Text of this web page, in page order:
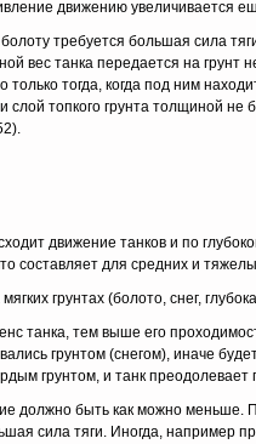
движению увеличивается
требуется большая сила
вес танка передается на грунт
только тогда, когда под ним
слой топ­кого грунта толщиной не
движение танков и по
состав­ляет для средних и
грунтах (болото, снег,
танка, тем выше его
грунтом (снегом), иначе
грунтом, и танк преодо­левает
должно быть как можно меньше.
сила тяги. Иногда, например